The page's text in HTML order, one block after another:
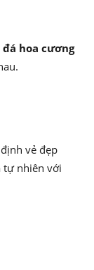
đá hoa cương
vẻ đẹp
tự nhiên với